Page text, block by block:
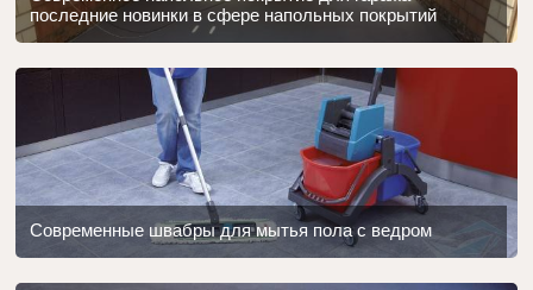
последние новинки в сфере напольных покрытий
Современные швабры для мытья пола с ведром